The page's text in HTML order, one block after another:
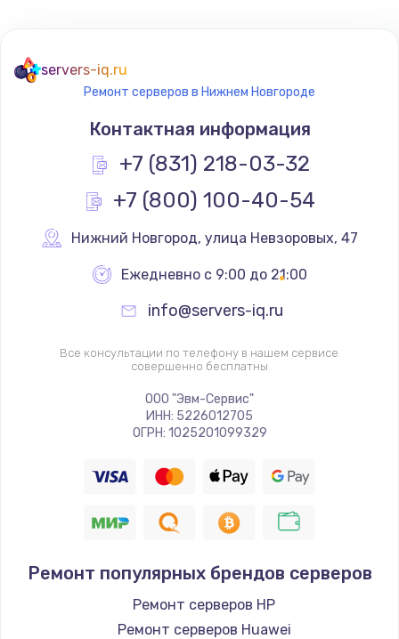
Замена системы охлаждения
1790 руб.
Заказать
Замена термопасты
Замена шлейфа матрицы
890 руб.
Заказать
Замена экрана
1120 руб.
2885 руб.
Восстановление данных
servers-iq.ru
Ремонт серверов в Нижнем Новгороде
Контактная информация
+7 (831) 218-03-32
+7 (800) 100-40-54
Нижний Новгород, улица Невзоровых, 47
Ежедневно с 9:00 до 21:00
info@servers-iq.ru
Все консультации по телефону в нашем сервисе
совершенно бесплатны
ООО "Эвм-Сервис"
ИНН: 5226012705
ОГРН: 1025201099329
Ремонт популярных брендов серверов
Ремонт серверов HP
Ремонт серверов Huawei